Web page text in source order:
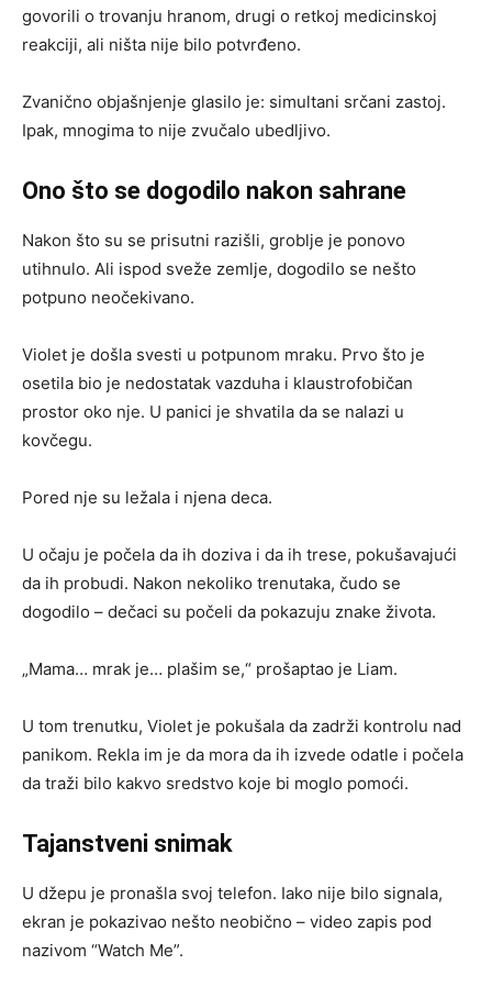
govorili o trovanju hranom, drugi o retkoj medicinskoj
reakciji, ali ništa nije bilo potvrđeno.
Zvanično objašnjenje glasilo je: simultani srčani zastoj.
Ipak, mnogima to nije zvučalo ubedljivo.
Ono što se dogodilo nakon sahrane
Nakon što su se prisutni razišli, groblje je ponovo
utihnulo. Ali ispod sveže zemlje, dogodilo se nešto
potpuno neočekivano.
Violet je došla svesti u potpunom mraku. Prvo što je
osetila bio je nedostatak vazduha i klaustrofobičan
prostor oko nje. U panici je shvatila da se nalazi u
kovčegu.
Pored nje su ležala i njena deca.
U očaju je počela da ih doziva i da ih trese, pokušavajući
da ih probudi. Nakon nekoliko trenutaka, čudo se
dogodilo – dečaci su počeli da pokazuju znake života.
„Mama… mrak je… plašim se,“ prošaptao je Liam.
U tom trenutku, Violet je pokušala da zadrži kontrolu nad
panikom. Rekla im je da mora da ih izvede odatle i počela
da traži bilo kakvo sredstvo koje bi moglo pomoći.
Tajanstveni snimak
U džepu je pronašla svoj telefon. Iako nije bilo signala,
ekran je pokazivao nešto neobično – video zapis pod
nazivom “Watch Me”.